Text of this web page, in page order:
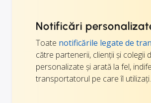
Notificări
Toate notificările legate de
către partenerii, clienții și colegii
personalizate și arată la fel,
transportatorul pe care îl utilizați.